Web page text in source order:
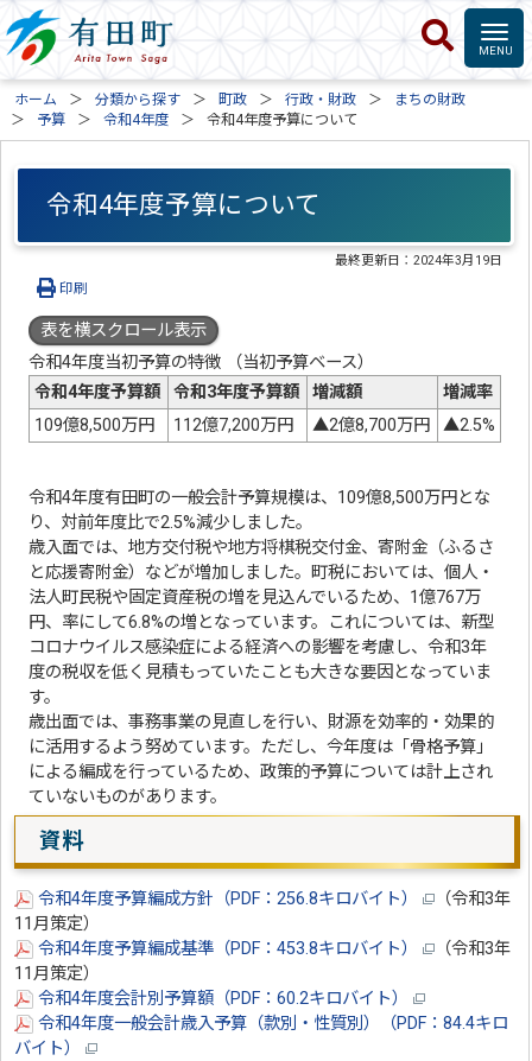
ホーム 分類から探す 町政 行政・財政
まちの財政
予算
令和4年度 令和4年度予算について
令和4年度予算について
最終更新日：2024年3月19日
印刷
表を横スクロール表示
令和4年度当初予算の特徴 （当初予算ベース）
令和4年度予算額
令和3年度予算額 増減額
増減率
109億8,500万円
112億7,200万円 ▲2億8,700万円 ▲2.5%
令和4年度有田町の一般会計予算規模は、109億8,500万円とな
り、対前年度比で2.5%減少しました。
​歳入面では、地方交付税や地方将棋税交付金、寄附金（ふるさ
と応援寄附金）などが増加しました。町税においては、個人・
法人町民税や固定資産税の増を見込んでいるため、1億767万
円、率にして6.8%の増となっています。これについては、新型
コロナウイルス感染症による経済への影響を考慮し、令和3年
度の税収を低く見積もっていたことも大きな要因となっていま
す。
歳出面では、事務事業の見直しを行い、財源を効率的・効果的
に活用するよう努めています。ただし、今年度は「骨格予算」
による編成を行っているため、政策的予算については計上され
ていないものがあります。
資料
令和4年度予算編成方針（PDF：256.8キロバイト）
（令和3年
11月策定）
令和4年度予算編成基準（PDF：453.8キロバイト）
（令和3年
11月策定）
令和4年度会計別予算額（PDF：60.2キロバイト）
令和4年度一般会計歳入予算（款別・性質別）（PDF：84.4キロ
バイト）